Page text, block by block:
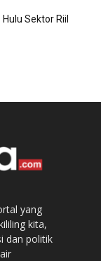
Sektor Riil
yang
kita,
dan politik